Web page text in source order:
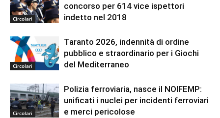
Circolari
concorso per 614 vice ispettori
indetto nel 2018
Circolari
Taranto 2026, indennità di ordine
pubblico e straordinario per i Giochi
del Mediterraneo
Circolari
Polizia ferroviaria, nasce il NOIFEMP:
unificati i nuclei per incidenti ferroviari
e merci pericolose